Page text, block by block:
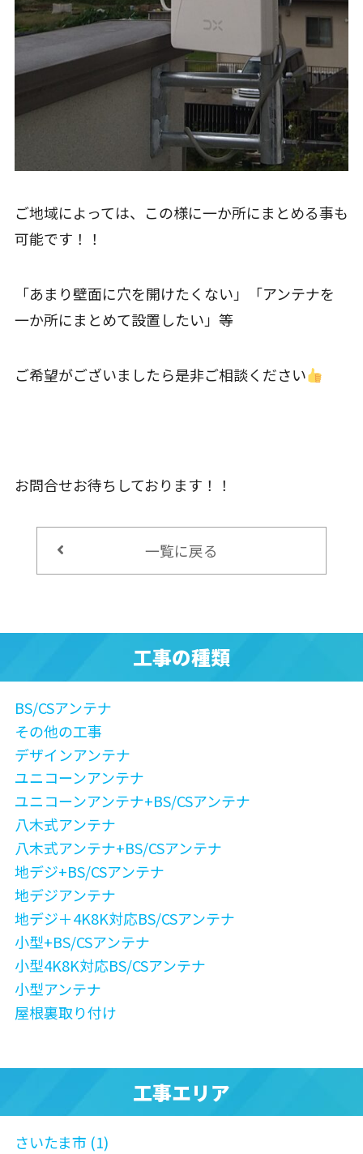
ご地域によっては、この様に一か所にまとめる事も
可能です！！
「あまり壁面に穴を開けたくない」「アンテナを
一か所にまとめて設置したい」等
ご希望がございましたら是非ご相談ください
お問合せお待ちしております！！
一覧に戻る
工事の種類
BS/CSアンテナ
その他の工事
デザインアンテナ
ユニコーンアンテナ
ユニコーンアンテナ+BS/CSアンテナ
八木式アンテナ
八木式アンテナ+BS/CSアンテナ
地デジ+BS/CSアンテナ
地デジアンテナ
地デジ＋4K8K対応BS/CSアンテナ
小型+BS/CSアンテナ
小型4K8K対応BS/CSアンテナ
小型アンテナ
屋根裏取り付け
工事エリア
さいたま市 (1)